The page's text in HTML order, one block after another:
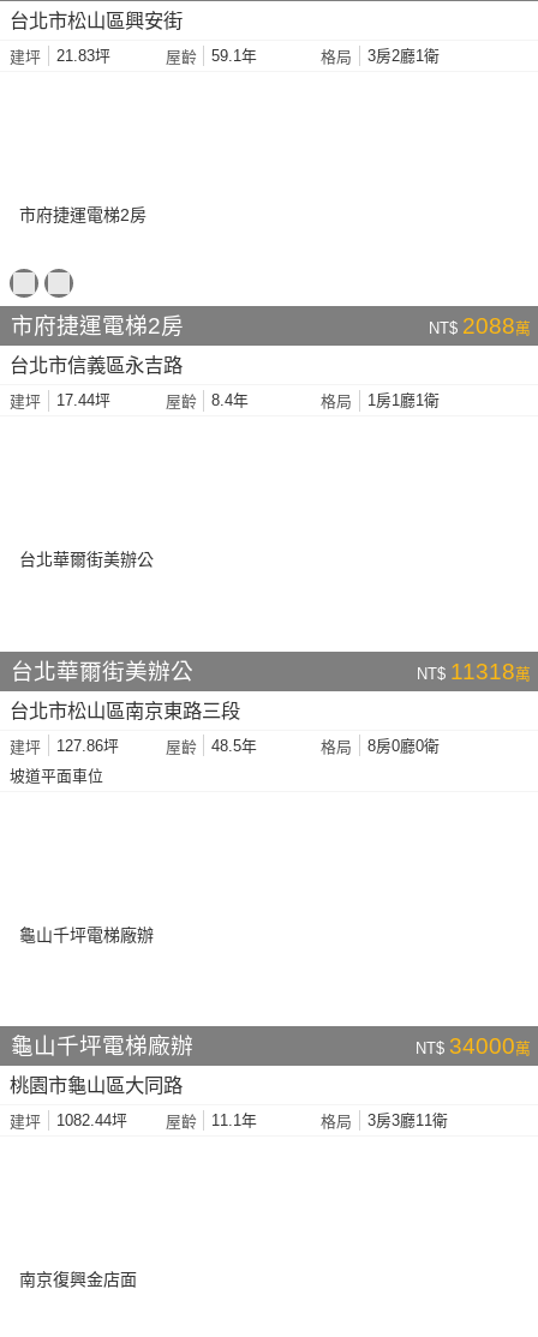
台北市松山區興安街
建坪 21.83坪 屋齡 59.1年 格局 3房2廳1衛
市府捷運電梯2房 NT$ 2088萬
台北市信義區永吉路
建坪 17.44坪 屋齡 8.4年 格局 1房1廳1衛
台北華爾街美辦公 NT$ 11318萬
台北市松山區南京東路三段
建坪 127.86坪 屋齡 48.5年 格局
8房0廳0衛
坡道平面車位
龜山千坪電梯廠辦 NT$ 34000萬
桃園市龜山區大同路
建坪 1082.44坪 屋齡 11.1年 格局 3房3廳11衛